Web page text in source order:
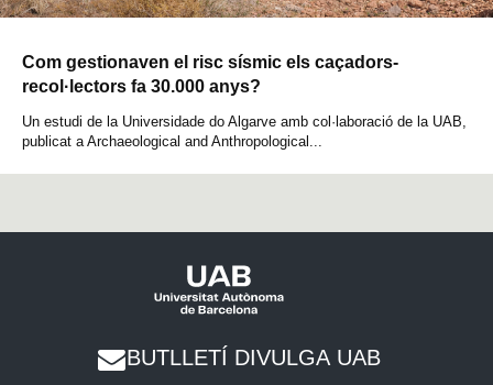
Com gestionaven el risc sísmic els caçadors-
recol·lectors fa 30.000 anys?
Un estudi de la Universidade do Algarve amb col·laboració de la UAB,
publicat a Archaeological and Anthropological...
BUTLLETÍ DIVULGA UAB